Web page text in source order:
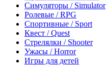
Симуляторы / Simulator
Ролевые / RPG
Спортивные / Sport
Квест / Quest
Стрелялки / Shooter
Ужасы / Horror
Игры для детей